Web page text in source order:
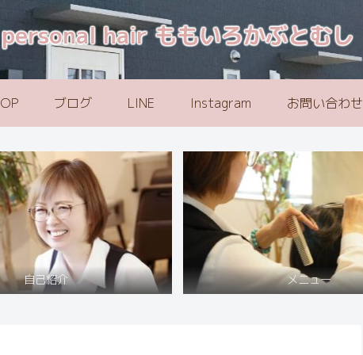
personal hair ももいろかぶとむし
ブログ LINE Instagram お問い合わせ
自己紹介 メニュー